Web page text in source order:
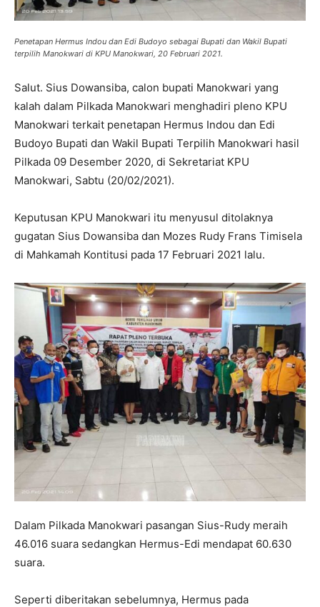
Penetapan Hermus Indou dan Edi Budoyo sebagai Bupati dan Wakil Bupati
terpilih Manokwari di KPU Manokwari, 20 Februari 2021.
Salut. Sius Dowansiba, calon bupati Manokwari yang
kalah dalam Pilkada Manokwari menghadiri pleno KPU
Manokwari terkait penetapan Hermus Indou dan Edi
Budoyo Bupati dan Wakil Bupati Terpilih Manokwari hasil
Pilkada 09 Desember 2020, di Sekretariat KPU
Manokwari, Sabtu (20/02/2021).
Keputusan KPU Manokwari itu menyusul ditolaknya
gugatan Sius Dowansiba dan Mozes Rudy Frans Timisela
di Mahkamah Kontitusi pada 17 Februari 2021 lalu.
Dalam Pilkada Manokwari pasangan Sius-Rudy meraih
46.016 suara sedangkan Hermus-Edi mendapat 60.630
suara.
Seperti diberitakan sebelumnya, Hermus pada